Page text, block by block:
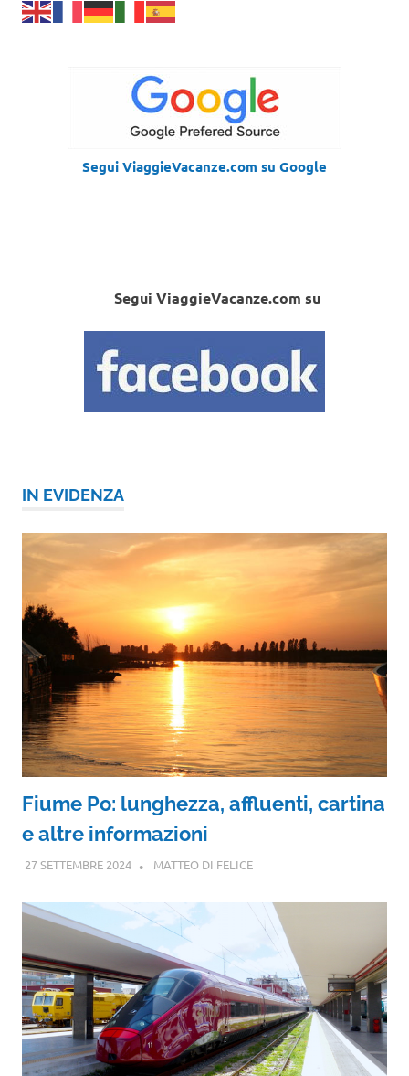
Segui ViaggieVacanze.com su Google
Segui ViaggieVacanze.com su
IN EVIDENZA
Fiume Po: lunghezza, affluenti, cartina
e altre informazioni
27 SETTEMBRE 2024 MATTEO DI FELICE